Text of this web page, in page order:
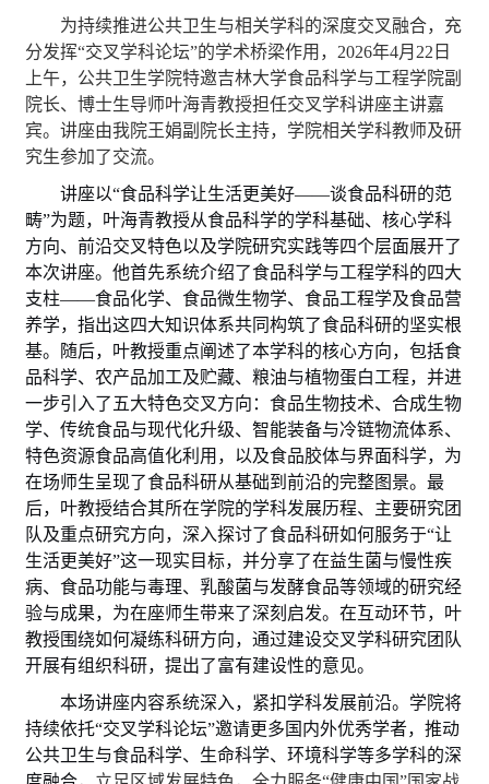
为持续推进公共卫生与相关学科的深度交叉融合，充
分发挥“交叉学科论坛”的学术桥梁作用，2026年4月22日
上午，公共卫生学院特邀吉林大学食品科学与工程学院副
院长、博士生导师叶海青教授担任交叉学科讲座主讲嘉
宾。 讲座由我院王娟副院长主持，学院相关学科教师及研
究生参加了交流。
讲座以“食品科学让生活更美好——谈食品科研的范
畴”为题， 叶海青教授从食品科学的学科基础、核心学科
方向、前沿交叉特色以及学院研究实践等四个层面展开了
本次讲座。他首先系统介绍了食品科学与工程学科的四大
支柱——食品化学、食品微生物学、食品工程学及食品营
养学，指出这四大知识体系共同构筑了食品科研的坚实根
基。随后，叶教授重点阐述了本学科的核心方向，包括食
品科学、农产品加工及贮藏、粮油与植物蛋白工程，并进
一步引入了五大特色交叉方向：食品生物技术、合成生物
学、传统食品与现代化升级、智能装备与冷链物流体系、
特色资源食品高值化利用，以及食品胶体与界面科学，为
在场师生呈现了食品科研从基础到前沿的完整图景。最
后，叶教授结合其所在学院的学科发展历程、主要研究团
队及重点研究方向，深入探讨了食品科研如何服务于“让
生活更美好”这一现实目标，并分享了在益生菌与慢性疾
病、食品功能与毒理、乳酸菌与发酵食品等领域的研究经
验与成果，为在座师生带来了深刻启发。在互动环节，叶
教授围绕如何凝练科研方向，通过建设交叉学科研究团队
开展有组织科研，提出了富有建设性的意见。
本场讲座内容系统深入，紧扣学科发展前沿。学院将
持续依托“交叉学科论坛”邀请更多国内外优秀学者，推动
公共卫生与食品科学、生命科学、环境科学等多学科的深